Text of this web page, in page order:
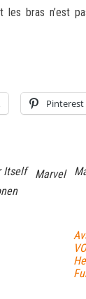
les bras n’est
Pinterest
Itself Marvel